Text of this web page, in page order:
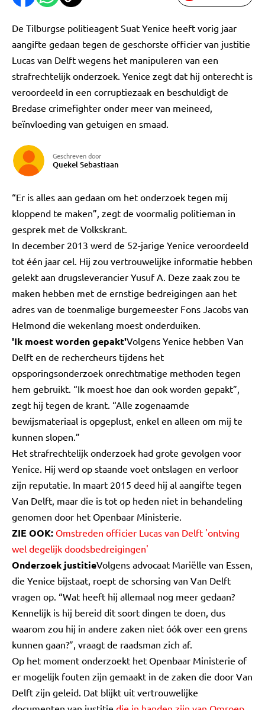
De Tilburgse politieagent Suat Yenice heeft vorig jaar
aangifte gedaan tegen de geschorste officier van justitie
Lucas van Delft wegens het manipuleren van een
strafrechtelijk onderzoek. Yenice zegt dat hij onterecht is
veroordeeld in een corruptiezaak en beschuldigt de
Bredase crimefighter onder meer van meineed,
beïnvloeding van getuigen en smaad.
Geschreven door
Quekel Sebastiaan
“Er is alles aan gedaan om het onderzoek tegen mij
kloppend te maken”, zegt de voormalig politieman in
gesprek met de Volkskrant.
In december 2013 werd de 52-jarige Yenice veroordeeld
tot één jaar cel. Hij zou vertrouwelijke informatie hebben
gelekt aan drugsleverancier Yusuf A. Deze zaak zou te
maken hebben met de ernstige bedreigingen aan het
adres van de toenmalige burgemeester Fons Jacobs van
Helmond die wekenlang moest onderduiken.
'Ik moest worden gepakt'Volgens Yenice hebben Van
Delft en de rechercheurs tijdens het
opsporingsonderzoek onrechtmatige methoden tegen
hem gebruikt. “Ik moest hoe dan ook worden gepakt”,
zegt hij tegen de krant. “Alle zogenaamde
bewijsmateriaal is opgeplust, enkel en alleen om mij te
kunnen slopen.”
Het strafrechtelijk onderzoek had grote gevolgen voor
Yenice. Hij werd op staande voet ontslagen en verloor
zijn reputatie. In maart 2015 deed hij al aangifte tegen
Van Delft, maar die is tot op heden niet in behandeling
genomen door het Openbaar Ministerie.
ZIE OOK: Omstreden officier Lucas van Delft 'ontving
wel degelijk doodsbedreigingen'
Onderzoek justitieVolgens advocaat Mariëlle van Essen,
die Yenice bijstaat, roept de schorsing van Van Delft
vragen op. “Wat heeft hij allemaal nog meer gedaan?
Kennelijk is hij bereid dit soort dingen te doen, dus
waarom zou hij in andere zaken niet óók over een grens
kunnen gaan?”, vraagt de raadsman zich af.
Op het moment onderzoekt het Openbaar Ministerie of
er mogelijk fouten zijn gemaakt in de zaken die door Van
Delft zijn geleid. Dat blijkt uit vertrouwelijke